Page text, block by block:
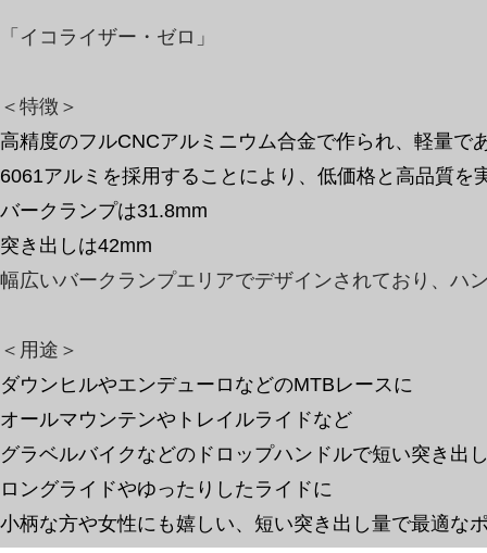
「イコライザー・ゼロ」
＜特徴＞
高精度のフルCNCアルミニウム合金で作られ、軽量で
6061アルミを採用することにより、低価格と高品質を
バークランプは31.8mm
突き出しは42mm
幅広いバークランプエリアでデザインされており、ハ
​＜用途＞
ダウンヒルやエンデューロなどのMTBレースに
オールマウンテンやトレイルライドなど
グラベルバイクなどのドロップハンドルで短い突き出
ロングライドやゆったりしたライドに
小柄な方や女性にも嬉しい、短い突き出し量で最適な